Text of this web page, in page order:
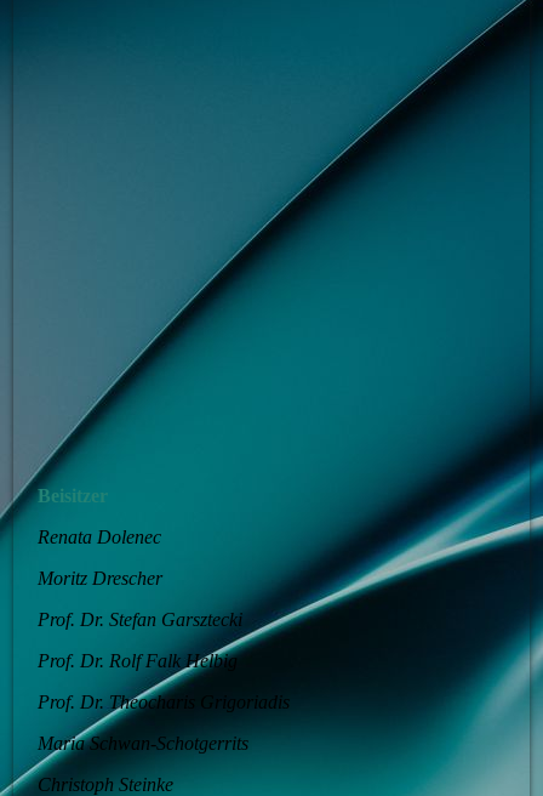
Beisitzer
Renata Dolenec
Moritz Drescher
Prof. Dr. Stefan Garsztecki
Prof. Dr. Rolf Falk Helbig
Prof. Dr. Theocharis Grigoriadis
Maria Schwan-Schotgerrits
Christoph Steinke